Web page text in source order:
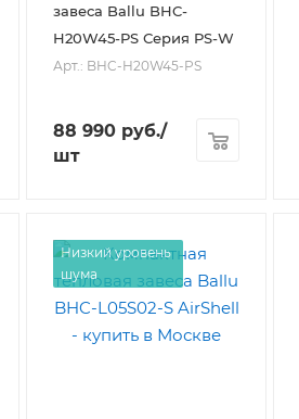
завеса Ballu BHC-
H20W45-PS Серия PS-W
Арт.: BHC-H20W45-PS
88 990 руб./
шт
Низкий уровень
шума